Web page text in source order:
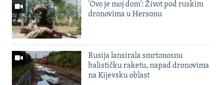
'Ovo je moj dom': Život pod ruskim
dronovima u Hersonu
Rusija lansirala smrtonosnu
balističku raketu, napad dronovima
na Kijevsku oblast